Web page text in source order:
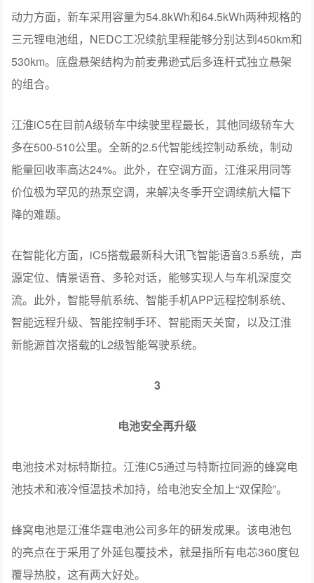
动力方面，新车采用容量为54.8kWh和64.5kWh两种规格的
三元锂电池组，NEDC工况续航里程能够分别达到450km和
530km。底盘悬架结构为前麦弗逊式后多连杆式独立悬架
的组合。
江淮iC5在目前A级轿车中续驶里程最长，其他同级轿车大
多在500-510公里。全新的2.5代智能线控制动系统，制动
能量回收率高达24%。此外，在空调方面，江淮采用同等
价位极为罕见的热泵空调，来解决冬季开空调续航大幅下
降的难题。
在智能化方面，iC5搭载最新科大讯飞智能语音3.5系统，声
源定位、情景语音、多轮对话，能够实现人与车机深度交
流。此外，智能导航系统、智能手机APP远程控制系统、
智能远程升级、智能控制手环、智能雨天关窗，以及江淮
新能源首次搭载的L2级智能驾驶系统。
3
电池安全再升级
电池技术对标特斯拉。江淮iC5通过与特斯拉同源的蜂窝电
池技术和液冷恒温技术加持，给电池安全加上“双保险”。
蜂窝电池是江淮华霆电池公司多年的研发成果。该电池包
的亮点在于采用了外延包覆技术，就是指所有电芯360度包
覆导热胶，这有两大好处。